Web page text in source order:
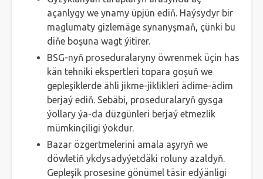
açanlygy we ynamy üpjün ediň. Haýsydyr bir
maglumaty gizlemäge synanyşmaň, çünki bu
diňe boşuna wagt ýitirer.
BSG-nyň proseduralaryny öwrenmek üçin has
kän tehniki ekspertleri topara goşuň we
gepleşiklerde ähli jikme-jiklikleri ädime-ädim
berjaý ediň. Sebäbi, proseduralaryň gysga
ýollary ýa-da düzgünleri berjaý etmezlik
mümkinçiligi ýokdur.
Bazar özgertmelerini amala aşyryň we
döwletiň ykdysadyýetdäki roluny azaldyň.
Gepleşik prosesine gönümel täsir edýänligi